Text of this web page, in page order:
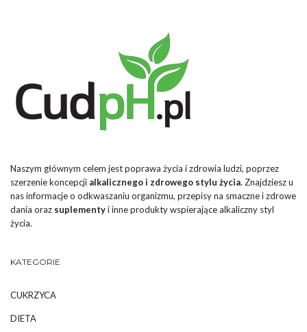
Naszym głównym celem jest poprawa życia i zdrowia ludzi, poprzez
szerzenie koncepcji alkalicznego i zdrowego stylu życia. Znajdziesz u
nas informacje o odkwaszaniu organizmu, przepisy na smaczne i zdrowe
dania oraz suplementyi inne produkty wspierające alkaliczny styl
życia.
KATEGORIE
CUKRZYCA
DIETA